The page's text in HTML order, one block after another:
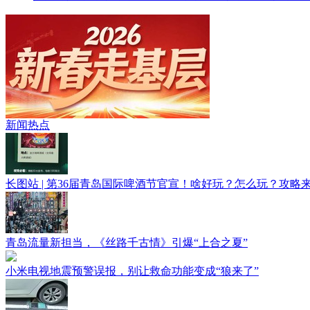
2026新春走基层
新闻热点
长图站 | 第36届青岛国际啤酒节官宣！啥好玩？怎么玩？攻略
青岛流量新担当，《丝路千古情》引爆“上合之夏”
小米电视地震预警误报，别让救命功能变成“狼来了”